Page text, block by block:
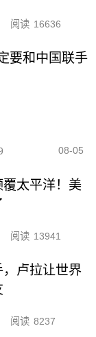
阅读 16636
要和中国联手
08-05
太平洋！美
阅读 13941
卢拉让世界
阅读 8237